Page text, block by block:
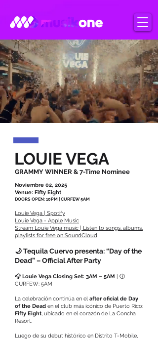
LOUIE VEGA
GRAMMY WINNER & 7-Time Nominee
Noviembre 02, 2025
Venue: Fifty Eight
DOORS OPEN: 10PM | CURFEW 5AM
Louie Vega | Spotify
‎Louie Vega - Apple Music
Stream Louie Vega music | Listen to songs, albums,
playlists for free on SoundCloud
🌙 Tequila Cuervo presenta: “Day of the
Dead” – Official After Party
🎧 Louie Vega Closing Set: 3AM – 5AM | 🕔
CURFEW: 5AM
La celebración continúa en el after oficial de Day
of the Dead en el club más icónico de Puerto Rico:
Fifty Eight, ubicado en el corazón de La Concha
Resort.
Luego de su debut histórico en Distrito T-Mobile,